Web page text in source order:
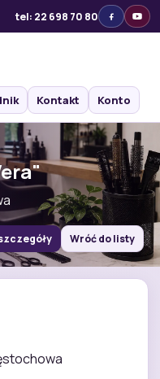
tel: 22 698 70 80
Kontakt Konto
Wróć do listy